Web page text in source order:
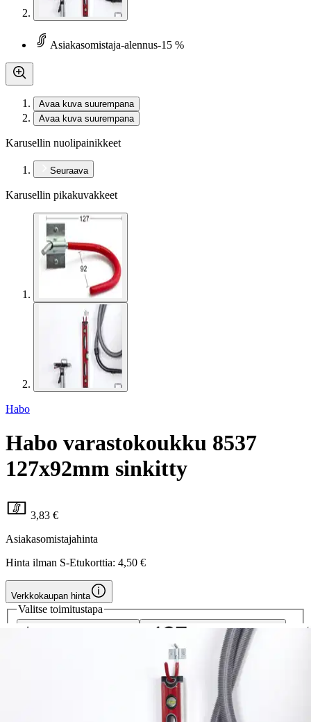
Asiakasomistaja-alennus-15 %
Avaa kuva suurempana
Avaa kuva suurempana
Karusellin nuolipainikkeet
Seuraava
Karusellin pikakuvakkeet
Habo
Habo varastokoukku 8537
127x92mm sinkitty
3,83 €
Asiakasomistajahinta
Hinta ilman S-Etukorttia: 4,50 €
Verkkokaupan hinta
Valitse toimitustapa
Toimitus
Kotiin tai noutopisteeseenAlk. 0 €
Ilmainen toimitus yli 100 €:n tilauksille